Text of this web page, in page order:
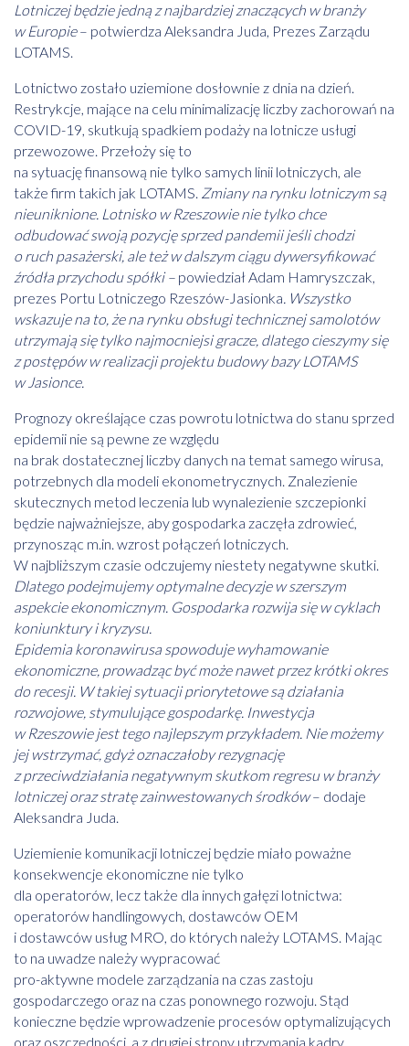
Lotniczej będzie jedną z najbardziej znaczących w branży
w Europie– potwierdza Aleksandra Juda, Prezes Zarządu
LOTAMS.
Lotnictwo zostało uziemione dosłownie z dnia na dzień.
Restrykcje, mające na celu minimalizację liczby zachorowań na
COVID-19, skutkują spadkiem podaży na lotnicze usługi
przewozowe. Przełoży się to
na sytuację finansową nie tylko samych linii lotniczych, ale
także firm takich jak LOTAMS. Zmiany na rynku lotniczym są
nieuniknione. Lotnisko w Rzeszowie nie tylko chce
odbudować swoją pozycję sprzed pandemii jeśli chodzi
o ruch pasażerski, ale też w dalszym ciągu dywersyfikować
źródła przychodu spółki – powiedział Adam Hamryszczak,
prezes Portu Lotniczego Rzeszów-Jasionka. Wszystko
wskazuje na to, że na rynku obsługi technicznej samolotów
utrzymają się tylko najmocniejsi gracze, dlatego cieszymy się
z postępów w realizacji projektu budowy bazy LOTAMS
w Jasionce.
Prognozy określające czas powrotu lotnictwa do stanu sprzed
epidemii nie są pewne ze względu
na brak dostatecznej liczby danych na temat samego wirusa,
potrzebnych dla modeli ekonometrycznych. Znalezienie
skutecznych metod leczenia lub wynalezienie szczepionki
będzie najważniejsze, aby gospodarka zaczęła zdrowieć,
przynosząc m.in. wzrost połączeń lotniczych.
W najbliższym czasie odczujemy niestety negatywne skutki.
Dlatego podejmujemy optymalne decyzje w szerszym
aspekcie ekonomicznym. Gospodarka rozwija się w cyklach
koniunktury i kryzysu.
Epidemia koronawirusa spowoduje wyhamowanie
ekonomiczne, prowadząc być może nawet przez krótki okres
do recesji. W takiej sytuacji priorytetowe są działania
rozwojowe, stymulujące gospodarkę. Inwestycja
w Rzeszowie jest tego najlepszym przykładem. Nie możemy
jej wstrzymać, gdyż oznaczałoby rezygnację
z przeciwdziałania negatywnym skutkom regresu w branży
lotniczej oraz stratę zainwestowanych środków– dodaje
Aleksandra Juda.
Uziemienie komunikacji lotniczej będzie miało poważne
konsekwencje ekonomiczne nie tylko
dla operatorów, lecz także dla innych gałęzi lotnictwa:
operatorów handlingowych, dostawców OEM
i dostawców usług MRO, do których należy LOTAMS. Mając
to na uwadze należy wypracować
pro-aktywne modele zarządzania na czas zastoju
gospodarczego oraz na czas ponownego rozwoju. Stąd
konieczne będzie wprowadzenie procesów optymalizujących
oraz oszczędności, a z drugiej strony utrzymania kadry